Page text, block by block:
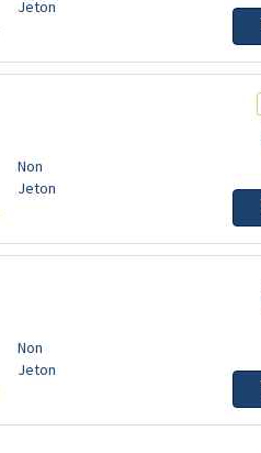
Jeton
Non
Jeton
Non
Jeton